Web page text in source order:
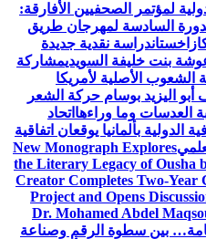
لمؤتمر الصحفيين الأفارقة:
السادسة لمهرجان طريق
دراسة نقدية جديدة
بنت خليفة السويديمشاركة
الشعوب الأصلية لأمريكا
أبو اليزيد بوسام حركة الشعر
العدسات وما وراءها اتحاد
الدولية بألمانيا يوقعان اتفاقية
New Monograph Explores
the Literary Legacy of Ousha
Creator Completes Two-
Project and Opens
Dr. Mohamed Abdel
بين سطوة الرقم وصناعة